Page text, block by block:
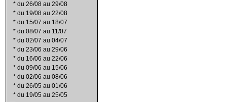
* du 26/08 au 29/08
* du 19/08 au 22/08
* du 15/07 au 18/07
* du 08/07 au 11/07
* du 02/07 au 04/07
* du 23/06 au 29/06
* du 16/06 au 22/06
* du 09/06 au 15/06
* du 02/06 au 08/06
* du 26/05 au 01/06
* du 19/05 au 25/05